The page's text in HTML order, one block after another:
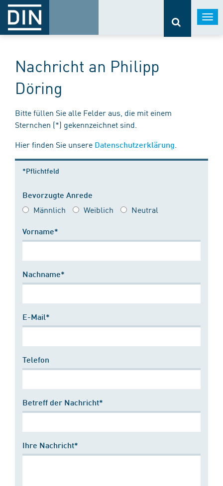
Nachricht an Philipp
Döring
Bitte füllen Sie alle Felder aus, die mit einem
Sternchen (*) gekennzeichnet sind.
Hier finden Sie unsere Datenschutzerklärung
*Pflichtfeld
Bevorzugte Anrede
Männlich Weiblich Neutral
Vorname*
Nachname*
E-Mail*
Telefon
Betreff der Nachricht*
Ihre Nachricht*